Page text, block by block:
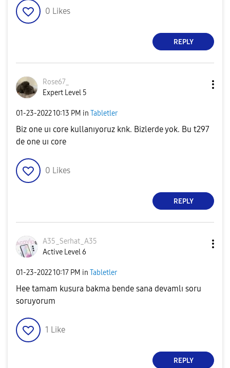
0 Likes
REPLY
Rose67_
Expert Level 5
‎01-23-202210:13 PM in Tabletler
Biz one uı core kullanıyoruz knk. Bizlerde yok. Bu t297
de one uı core
0 Likes
REPLY
A35_Serhat_A35
Active Level 6
‎01-23-202210:17 PM in Tabletler
Hee tamam kusura bakma bende sana devamlı soru
soruyorum
1 Like
REPLY